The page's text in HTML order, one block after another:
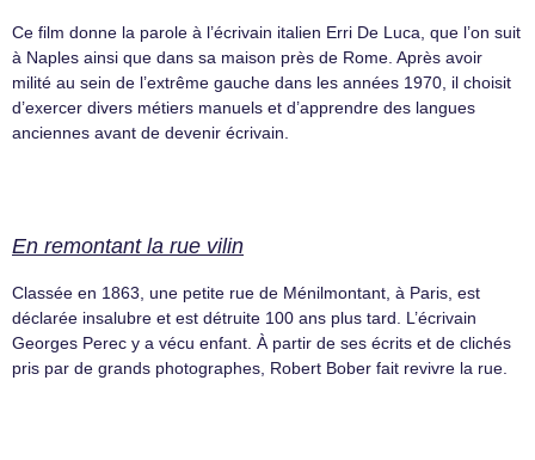
Ce film donne la parole à l’écrivain italien Erri De Luca, que l’on suit
à Naples ainsi que dans sa maison près de Rome. Après avoir
milité au sein de l’extrême gauche dans les années 1970, il choisit
d’exercer divers métiers manuels et d’apprendre des langues
anciennes avant de devenir écrivain.
En remontant la rue vilin
Classée en 1863, une petite rue de Ménilmontant, à Paris, est
déclarée insalubre et est détruite 100 ans plus tard. L’écrivain
Georges Perec y a vécu enfant. À partir de ses écrits et de clichés
pris par de grands photographes, Robert Bober fait revivre la rue.